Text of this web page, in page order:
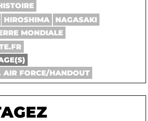
HIROSHIMA
NAGASAKI
MONDIALE
AIR FORCE/HANDOUT